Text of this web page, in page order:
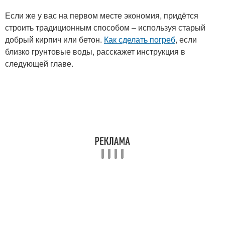
Если же у вас на первом месте экономия, придётся
строить традиционным способом – используя старый
добрый кирпич или бетон. Как сделать погреб, если
близко грунтовые воды, расскажет инструкция в
следующей главе.